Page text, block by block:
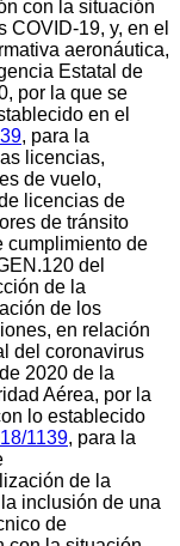
con la situación
19, y, en el
aeronáutica,
Estatal de
por la que se
en el
, para la
licencias,
de vuelo,
licencias de
de tránsito
cumplimiento de
del
de la
de los
en relación
del coronavirus
2020 de la
Aérea, por la
lo establecido
1139, para la
de la
inclusión de una
de